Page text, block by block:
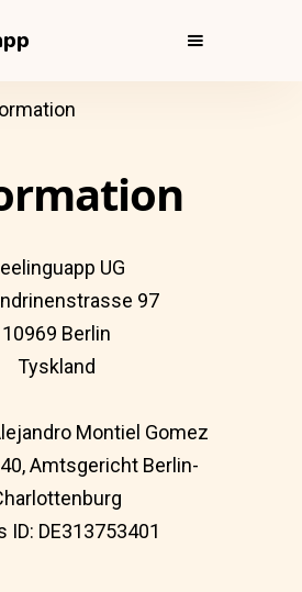
UG
97
10969 Berlin
Tyskland
Montiel Gomez
Amtsgericht Berlin-
ID: DE313753401